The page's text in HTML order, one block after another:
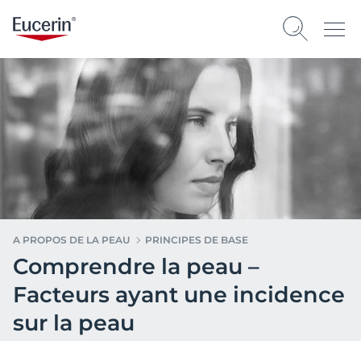
A PROPOS DE LA PEAU PRINCIPES DE BASE
Comprendre la peau –
Facteurs ayant une incidence
sur la peau